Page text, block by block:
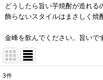
どうしたら旨い芋焼酎が造れる
飾らないスタイルはまさしく焼
金峰を飲んでください。旨いで
3件